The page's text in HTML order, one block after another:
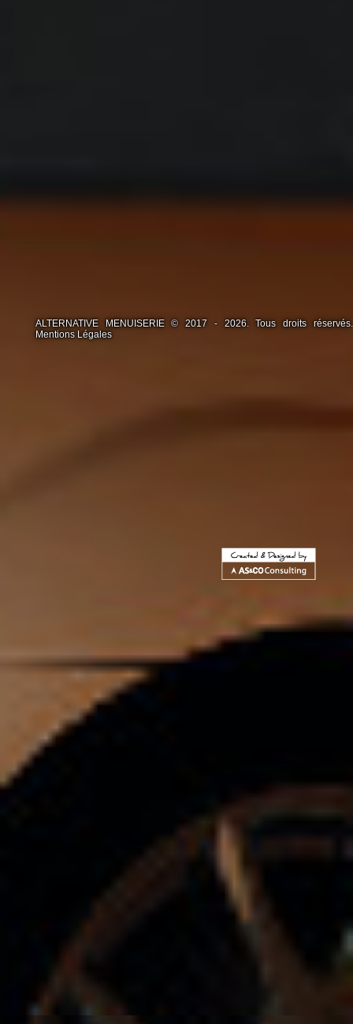
ALTERNATIVE MENUISERIE © 2017 - 2026. Tous droits réservés.
Mentions Légales